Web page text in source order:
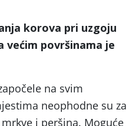
korova pri uzgoju
većim površinama je
na svim
neophodne su za
i peršina. Moguće